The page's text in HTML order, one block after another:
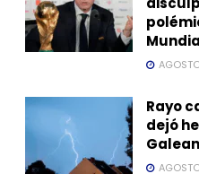
Rayo
dejó